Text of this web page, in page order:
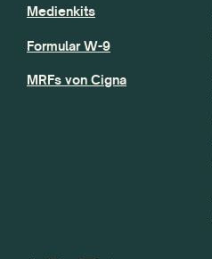
Medienkits
Formular W-9
MRFs von Cigna